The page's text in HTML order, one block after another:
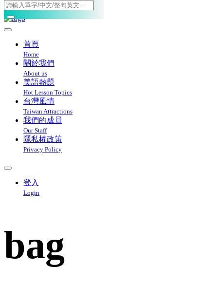
Toggle navigation
首頁
Home
關於我們
About us
美語熱題
Hot Lesson Topics
台灣風情
Taiwan Attractions
我們的成員
Our Staff
隱私權政策
Privacy Policy
登入
Login
bag